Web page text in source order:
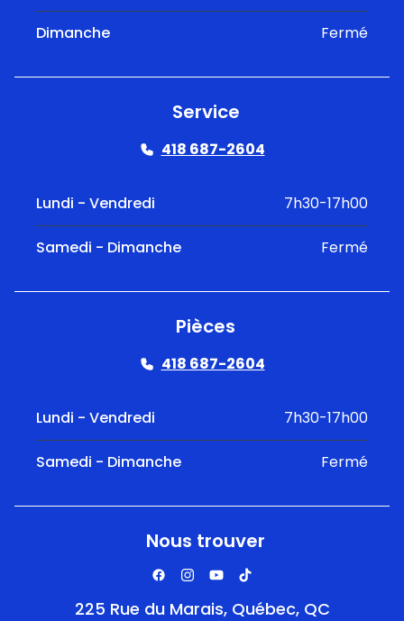
Dimanche Fermé
Service
418 687-2604
Lundi - Vendredi 7h30-17h00
Samedi - Dimanche Fermé
Pièces
418 687-2604
Lundi - Vendredi 7h30-17h00
Samedi - Dimanche Fermé
Nous trouver
225 Rue du Marais, Québec, QC